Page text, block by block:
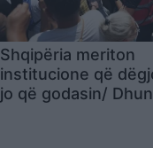
Shqipëria meriton
institucione që
jo që godasin/